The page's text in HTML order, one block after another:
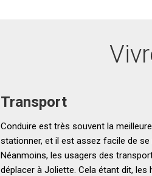
Transport
Conduire est très souvent la
stationner, et il est assez facile de
Néanmoins, les usagers des
déplacer à Joliette. Cela étant dit,